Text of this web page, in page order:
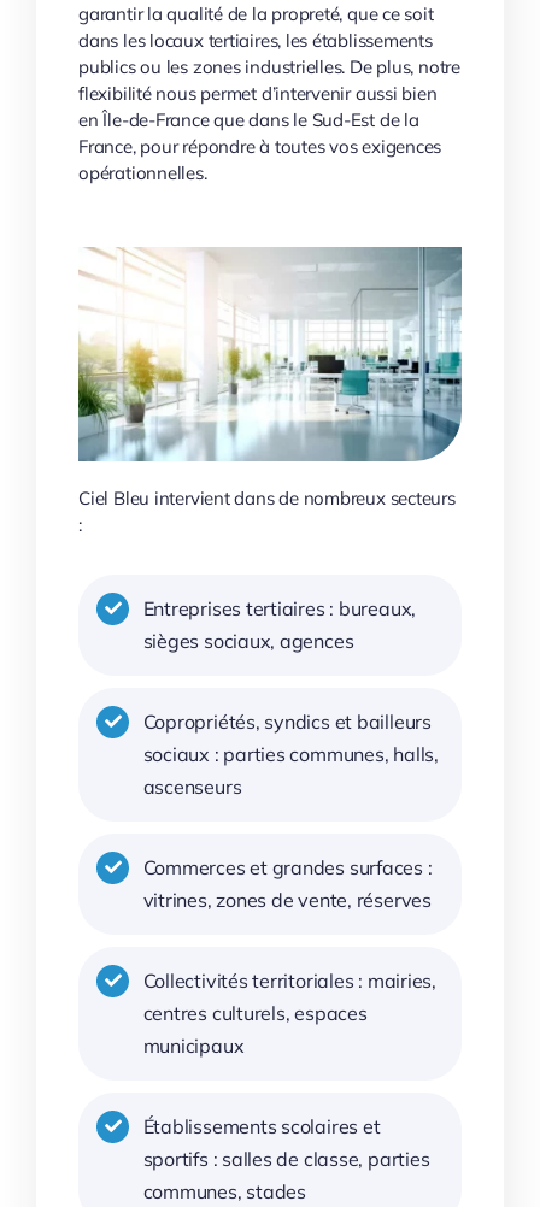
garantir la qualité de la propreté, que ce soit
dans les locaux tertiaires, les établissements
publics ou les zones industrielles. De plus, notre
flexibilité nous permet d’intervenir aussi bien
en Île-de-France que dans le Sud-Est de la
France, pour répondre à toutes vos exigences
opérationnelles.
Ciel Bleu intervient dans de nombreux secteurs
:
Entreprises tertiaires : bureaux,
sièges sociaux, agences
Copropriétés, syndics et bailleurs
sociaux : parties communes, halls,
ascenseurs
Commerces et grandes surfaces :
vitrines, zones de vente, réserves
Collectivités territoriales : mairies,
centres culturels, espaces
municipaux
Établissements scolaires et
sportifs : salles de classe, parties
communes, stades